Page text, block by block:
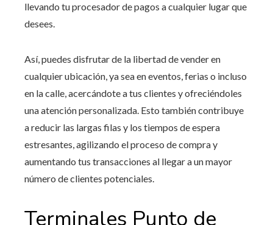
llevando tu procesador de pagos a cualquier lugar que
desees.
Así, puedes disfrutar de la libertad de vender en
cualquier ubicación, ya sea en eventos, ferias o incluso
en la calle, acercándote a tus clientes y ofreciéndoles
una atención personalizada. Esto también contribuye
a reducir las largas filas y los tiempos de espera
estresantes, agilizando el proceso de compra y
aumentando tus transacciones al llegar a un mayor
número de clientes potenciales.
Terminales Punto de